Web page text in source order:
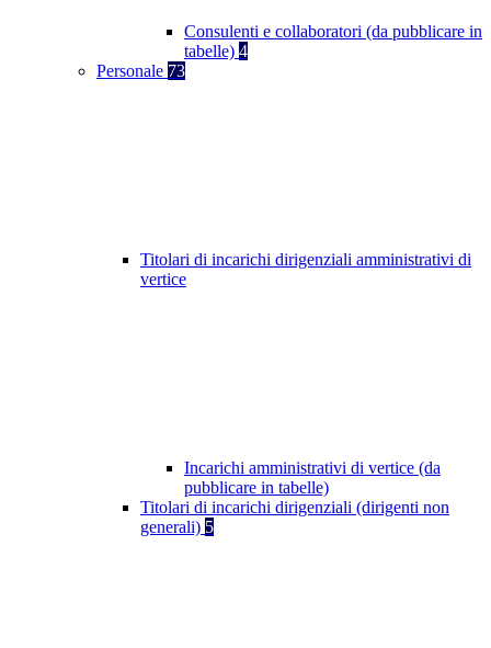
Consulenti e collaboratori (da pubblicare in
tabelle) 4
Personale 73
Titolari di incarichi dirigenziali amministrativi di
vertice
Incarichi amministrativi di vertice (da
pubblicare in tabelle)
Titolari di incarichi dirigenziali (dirigenti non
generali) 5